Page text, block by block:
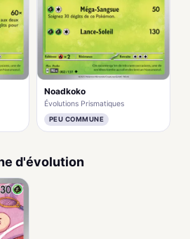
Noadkoko
Évolutions Prismatiques
PEU COMMUNE
d'évolution